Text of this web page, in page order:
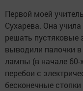
Первой моей
Сухарева. Она
решать пустяковые
выводили палочки в
лампы (в начале
перебои с
бесконечные